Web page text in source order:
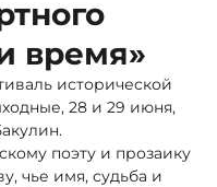
время»
исторической
28 и 29 июня,
поэту и прозаику
чье имя, судьба и